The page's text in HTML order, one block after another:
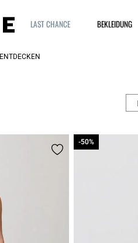
LAST CHANCE BEKLEIDUNG
ENTDECKEN
-50%
-50%